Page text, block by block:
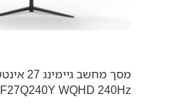
F27Q240Y WQHD 240Hz